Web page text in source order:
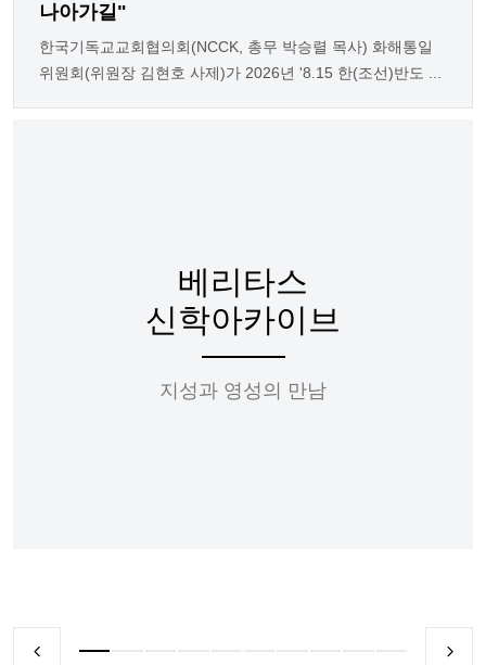
나아가길"
한국기독교교회협의회(NCCK, 총무 박승렬 목사) 화해통일
위원회(위원장 김현호 사제)가 2026년 '8.15 한(조선)반도 ...
베리타스
신학아카이브
지성과 영성의 만남